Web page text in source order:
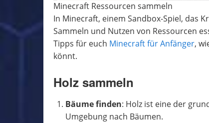
Minecraft Ressourcen sammeln
In Minecraft, einem Sandbox-Spiel, das
Sammeln und Nutzen von Ressourcen
Tipps für euch Minecraft für Anfänger,
könnt.
Holz sammeln
Bäume finden: Holz ist eine der
Umgebung nach Bäumen.